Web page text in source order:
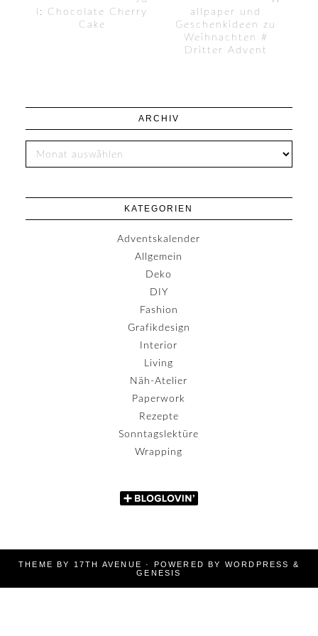
l: Chocolate Cherry
Cake
allpaper und
Geschenkideen zu
Weihnachten #
Dritter Advent
ARCHIV
KATEGORIEN
Adventskalender
Allgemein
Deko
DIY
Fashion
Grafikdesign
Interior
Living
Näh-Atelier
Paperwork
Rezepte
Sonntagslektüre
Wrapping
THEME BY 17TH AVENUE · POWERED BY WORDPRESS
&
GENESIS